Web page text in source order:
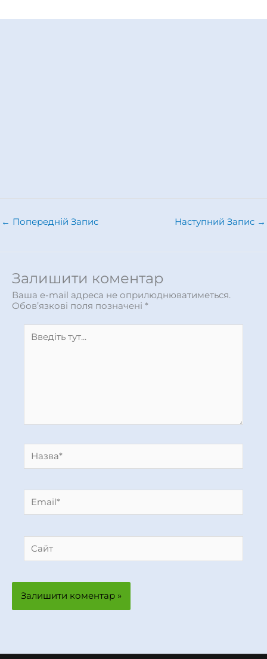
← Попередній Запис Наступний Запис →
Залишити коментар
Ваша e-mail адреса не оприлюднюватиметься.
Обов’язкові поля позначені *
тут...